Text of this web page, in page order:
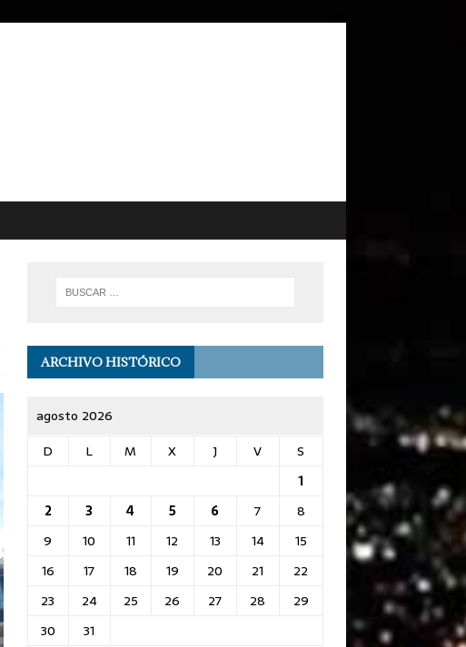
ARCHIVO HISTÓRICO
agosto 2026
D
L M X J V
S
1
2
3 4 5 6 7
8
9
10 11 12 13 14
15
16
17 18 19 20 21
22
23
24 25 26 27 28
29
30
31